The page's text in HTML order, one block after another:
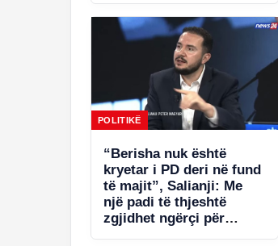
më kriminal në Shqipëri
POLITIKË
“Berisha nuk është
kryetar i PD deri në fund
të majit”, Salianji: Me
një padi të thjeshtë
zgjidhet ngërçi për